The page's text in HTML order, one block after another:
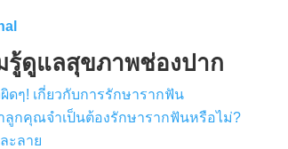
รู้ดูแลสุขภาพช่องปาก
ดๆ! เกี่ยวกับการรักษารากฟัน
าลูกคุณจำเป็นต้องรักษารากฟันหรือไม่?
ะลาย